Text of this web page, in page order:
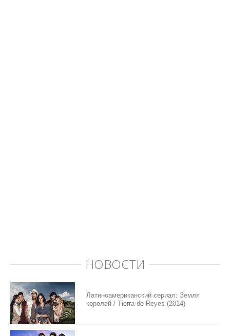
НОВОСТИ
Латиноамериканский сериал: Земля
королей / Tierra de Reyes (2014)